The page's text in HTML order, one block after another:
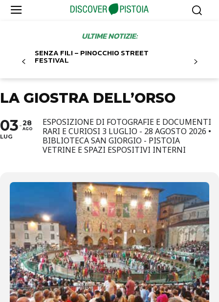
ULTIME NOTIZIE:
SENZA FILI – PINOCCHIO STREET
FESTIVAL
LA GIOSTRA DELL’ORSO
03
LUG
28
AGO
ESPOSIZIONE DI FOTOGRAFIE E DOCUMENTI
RARI E CURIOSI 3 LUGLIO - 28 AGOSTO 2026 •
BIBLIOTECA SAN GIORGIO - PISTOIA
VETRINE E SPAZI ESPOSITIVI INTERNI